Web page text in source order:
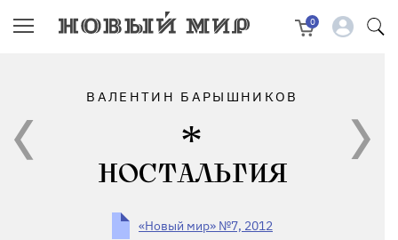
0
ВАЛЕНТИН БАРЫШНИКОВ
НОСТАЛЬГИЯ
«Новый мир» №7, 2012